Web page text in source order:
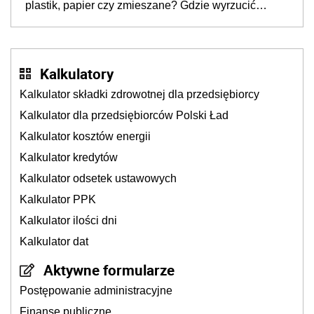
plastik, papier czy zmieszane? Gdzie wyrzucić
Kalkulatory
Kalkulator składki zdrowotnej dla przedsiębiorcy
Kalkulator dla przedsiębiorców Polski Ład
Kalkulator kosztów energii
Kalkulator kredytów
Kalkulator odsetek ustawowych
Kalkulator PPK
Kalkulator ilości dni
Kalkulator dat
Aktywne formularze
Postępowanie administracyjne